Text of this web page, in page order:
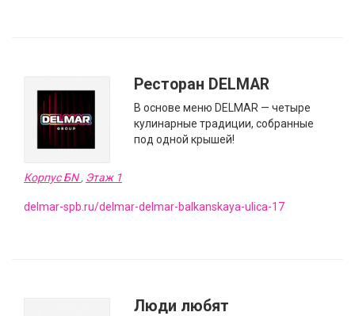
Ресторан DELMAR
В основе меню DELMAR — четыре
кулинарные традиции, собранные
под одной крышей!
Корпус БN, Этаж 1
delmar-spb.ru/delmar-delmar-balkanskaya-ulica-17
Люди любят